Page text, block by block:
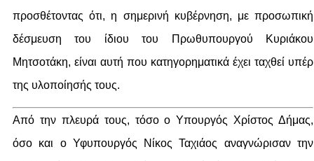
προσθέτοντας ότι, η σημερινή κυβέρνηση, με προσωπική
δέσμευση του ίδιου του Πρωθυπουργού Κυριάκου
Μητσοτάκη, είναι αυτή που κατηγορηματικά έχει ταχθεί υπέρ
της υλοποίησής τους.
Από την πλευρά τους, τόσο ο Υπουργός Χρίστος Δήμας,
όσο και ο Υφυπουργός Νίκος Ταχιάος αναγνώρισαν την